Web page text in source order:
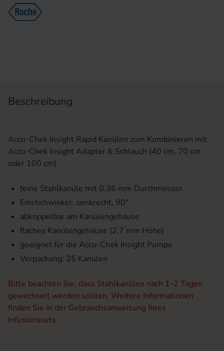
Beschreibung
Accu-Chek Insight Rapid Kanülen zum Kombinieren mit
Accu-Chek Insight Adapter & Schlauch (40 cm, 70 cm
oder 100 cm)
feine Stahlkanüle mit 0,36 mm Durchmesser
Einstichwinkel: senkrecht, 90°
abkoppelbar am Kanülengehäuse
flaches Kanülengehäuse (2,7 mm Höhe)
geeignet für die Accu-Chek Insight Pumpe
Verpackung: 25 Kanülen
Bitte beachten Sie, dass Stahlkanülen nach 1-2 Tagen
gewechselt werden sollten. Weitere Informationen
finden Sie in der Gebrauchsanweisung Ihres
Infusionssets.